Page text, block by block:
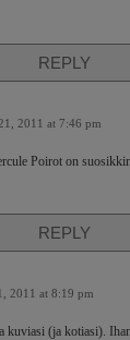
REPLY
2011 at 7:46 pm
Poirot on
REPLY
2011 at 8:19 pm
kuviasi (ja kotiasi).